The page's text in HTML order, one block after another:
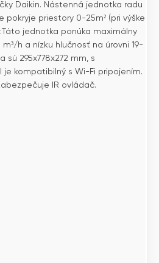
Daikin. Nástenná jednotka radu
pokryje priestory 0-25m² (pri výške
jednotka ponúka maximálny
h a nízku hlučnosť na úrovni 19-
sú 295x778x272 mm, s
je kompatibilný s Wi-Fi pripojením.
IR ovládač.